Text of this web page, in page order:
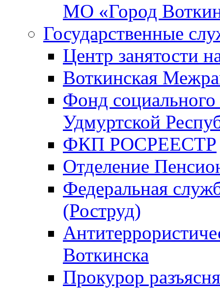
МО «Город
Государственные
Центр занятости
Воткинская
Фонд
Удмуртской
ФКП РОСРЕЕСТР
Отделение
Федеральная
(Роструд)
Воткинска
Прокурор